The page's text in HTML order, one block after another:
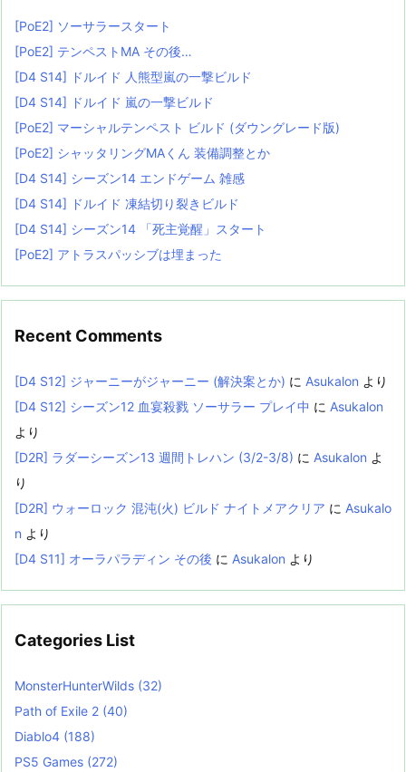
[PoE2] ソーサラースタート
[PoE2] テンペストMA その後…
[D4 S14] ドルイド 人熊型嵐の一撃ビルド
[D4 S14] ドルイド 嵐の一撃ビルド
[PoE2] マーシャルテンペスト ビルド (ダウングレード版)
[PoE2] シャッタリングMAくん 装備調整とか
[D4 S14] シーズン14 エンドゲーム 雑感
[D4 S14] ドルイド 凍結切り裂きビルド
[D4 S14] シーズン14 「死主覚醒」スタート
[PoE2] アトラスパッシブは埋まった
Recent Comments
[D4 S12] ジャーニーがジャーニー (解決案とか) に Asukalon より
[D4 S12] シーズン12 血宴殺戮 ソーサラー プレイ中 に Asukalon
より
[D2R] ラダーシーズン13 週間トレハン (3/2-3/8) に Asukalon よ
り
[D2R] ウォーロック 混沌(火) ビルド ナイトメアクリア に Asukalo
n より
[D4 S11] オーラパラディン その後 に Asukalon より
Categories List
MonsterHunterWilds (32)
Path of Exile 2 (40)
Diablo4 (188)
PS5 Games (272)